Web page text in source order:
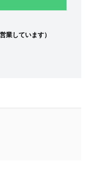
業しています）